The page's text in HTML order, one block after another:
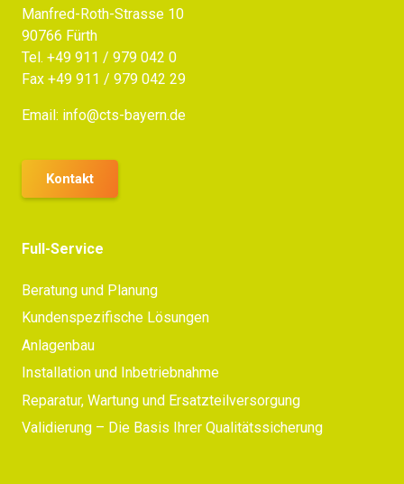
Manfred-Roth-Strasse 10
90766 Fürth
Tel. +49 911 / 979 042 0
Fax +49 911 / 979 042 29
Email: info@cts-bayern.de
Kontakt
Full-Service
Beratung und Planung
Kundenspezifische Lösungen
Anlagenbau
Installation und Inbetriebnahme
Reparatur, Wartung und Ersatzteilversorgung
Validierung – Die Basis Ihrer Qualitätssicherung